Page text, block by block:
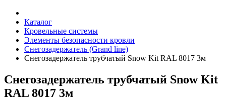
Каталог
Кровельные системы
Элементы безопасности кровли
Снегозадержатель (Grand line)
Снегозадержатель трубчатый Snow Kit RAL 8017 3м
Снегозадержатель трубчатый Snow Kit
RAL 8017 3м